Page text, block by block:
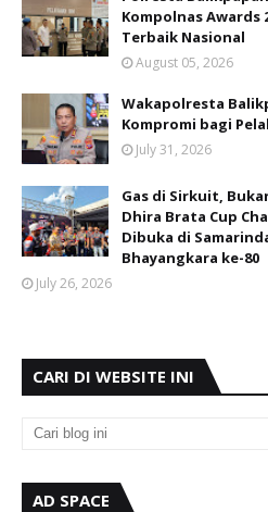
Kompolnas Awards
Terbaik Nasional
August 05, 2026
Wakapolresta
Kompromi bagi
July 31, 2026
Gas di Sirkuit,
Dhira Brata Cup
Dibuka di
Bhayangkara ke-80
July 26, 2026
CARI DI WEBSITE INI
AD SPACE